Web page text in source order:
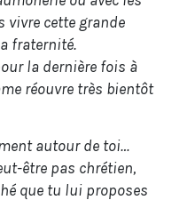
vivre cette grande
fraternité.
la dernière fois à
réouvre très bientôt
autour de toi…
être pas chrétien,
que tu lui proposes